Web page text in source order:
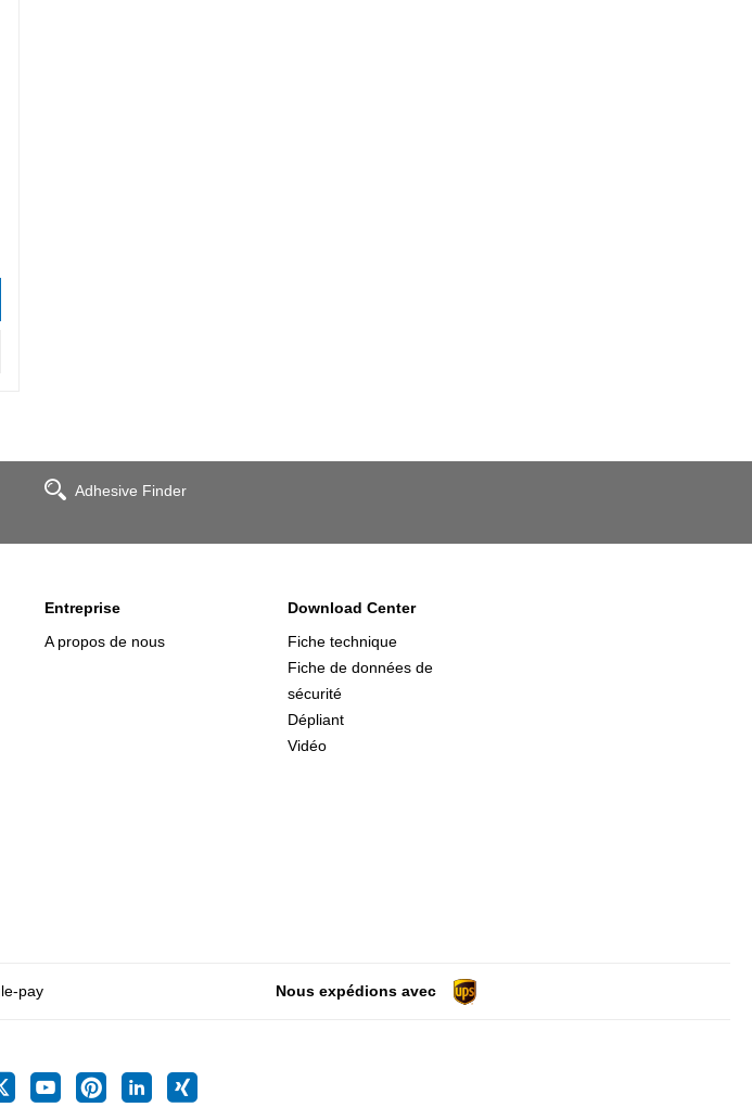
Adhesive Finder
Entreprise
A propos de nous
Download Center
Fiche technique
Fiche de données de
sécurité
Dépliant
Vidéo
Nous expédions avec